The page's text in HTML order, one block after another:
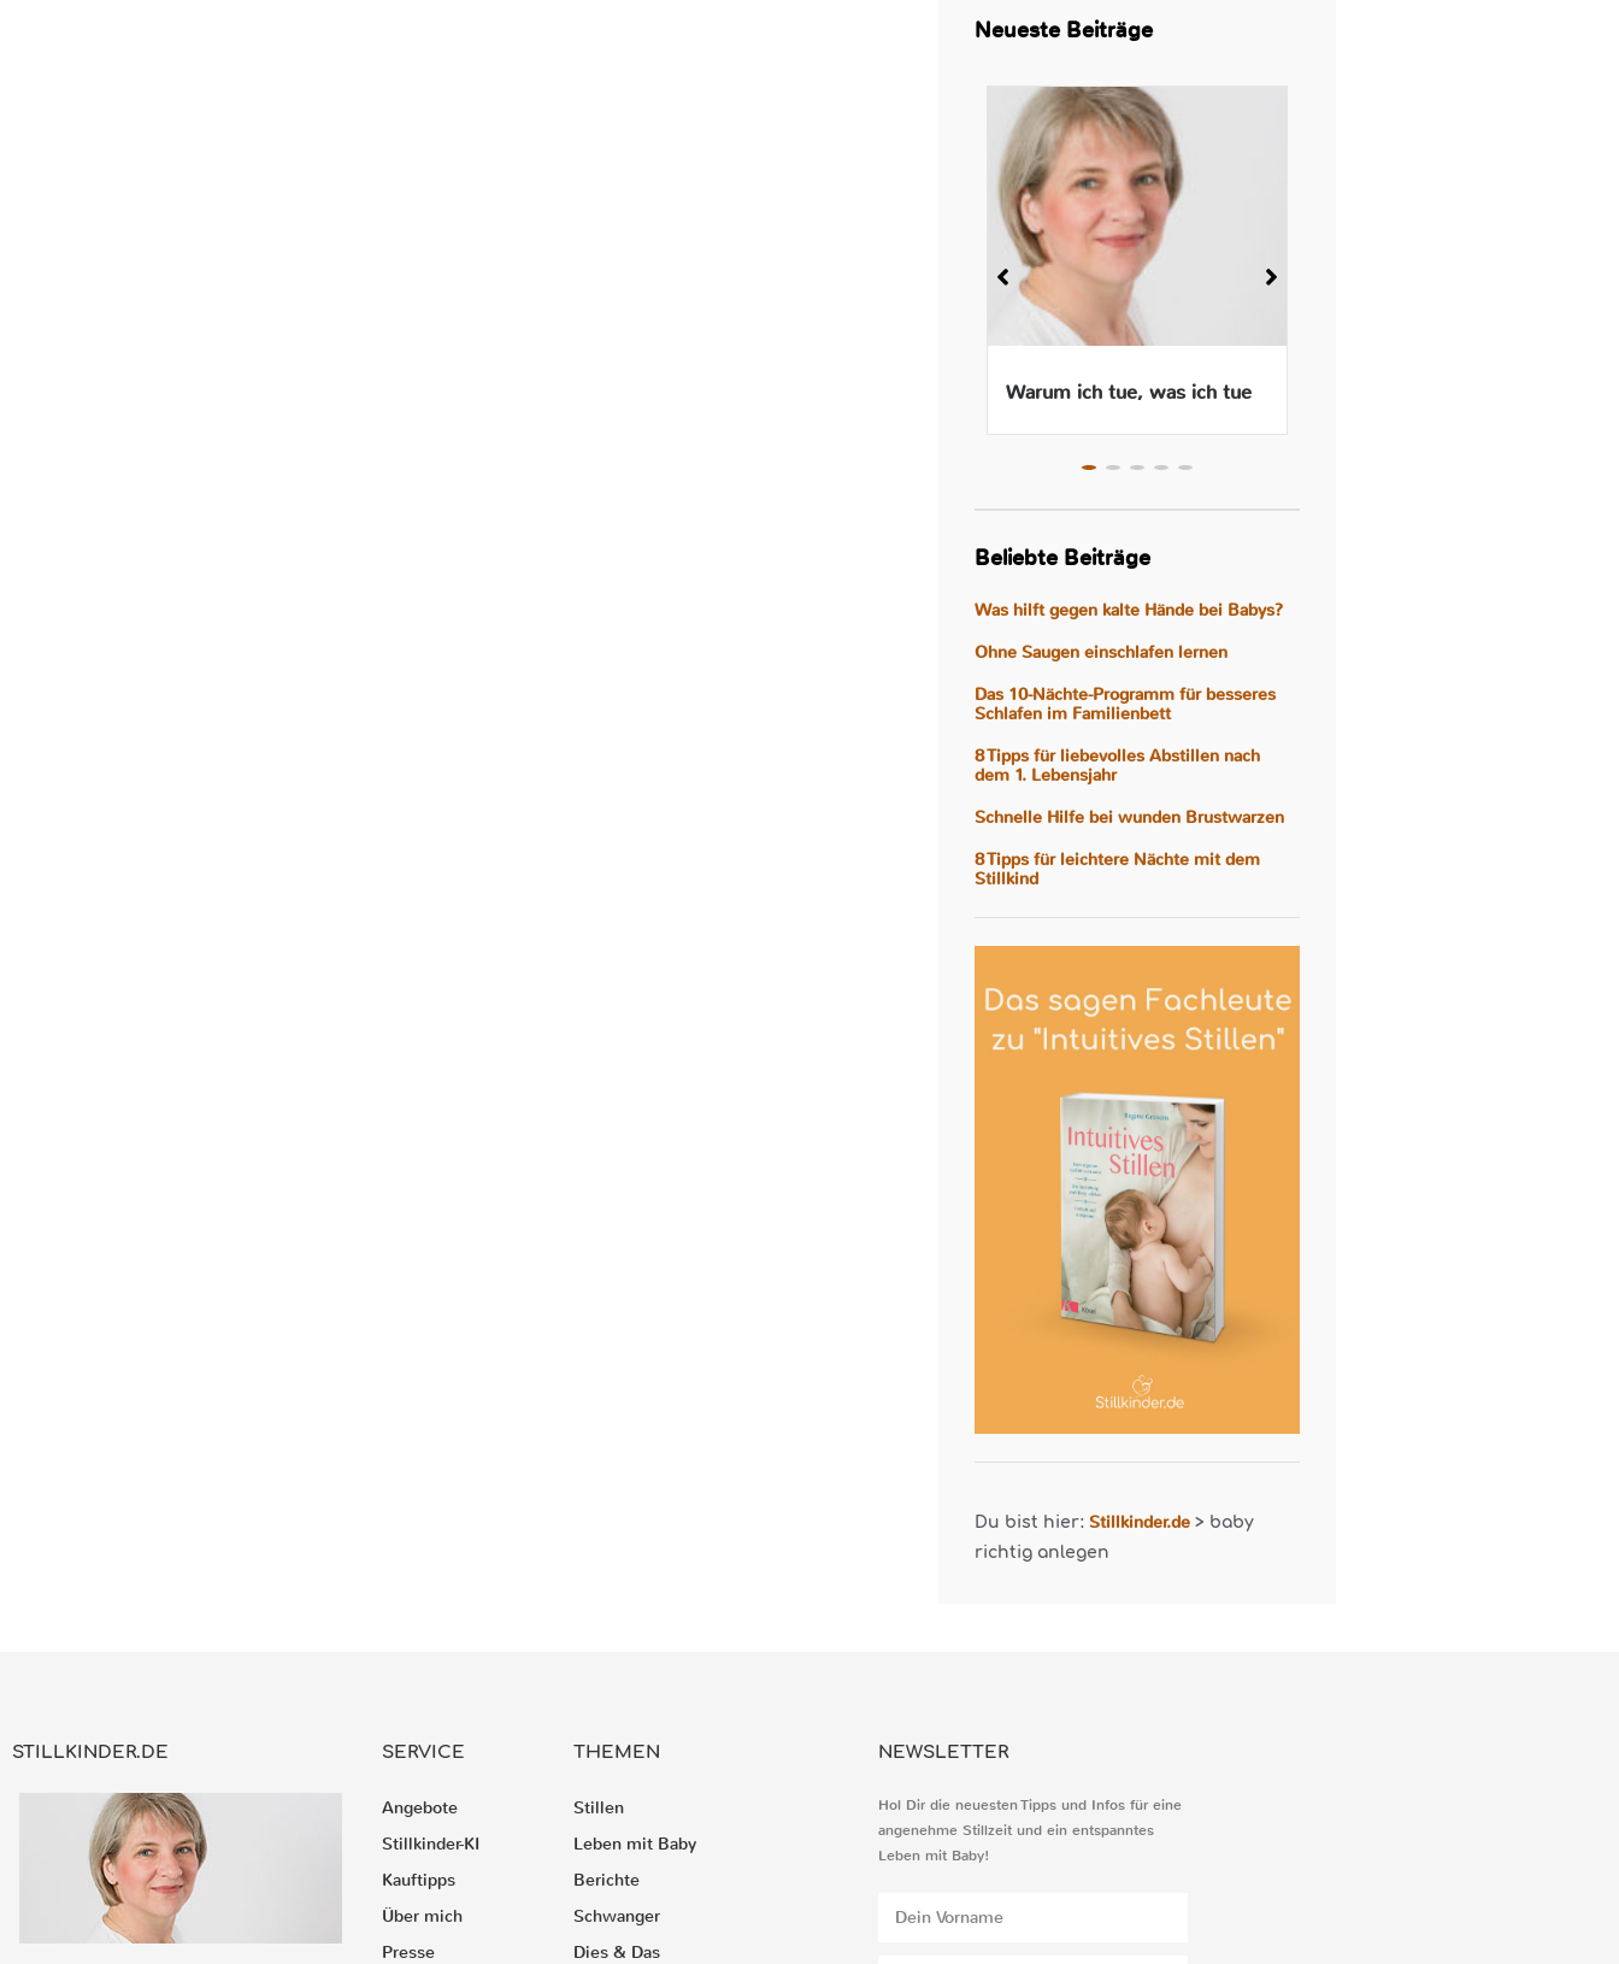
Neueste Beiträge
Warum ich tue, was ich tue
Beliebte Beiträge
Was hilft gegen kalte Hände bei Babys?
Ohne Saugen einschlafen lernen
Das 10-Nächte-Programm für besseres
Schlafen im Familienbett
8 Tipps für liebevolles Abstillen nach
dem 1. Lebensjahr
Schnelle Hilfe bei wunden Brustwarzen
8 Tipps für leichtere Nächte mit dem
Stillkind
Du bist hier:Stillkinder.de > baby
richtig anlegen
STILLKINDER.DE SERVICE
Angebote
Stillkinder-KI
Kauftipps
Über mich
Presse
THEMEN
Stillen
Leben mit Baby
Berichte
Schwanger
Dies & Das
NEWSLETTER
Hol Dir die neuesten Tipps und Infos für eine
angenehme Stillzeit und ein entspanntes
Leben mit Baby!